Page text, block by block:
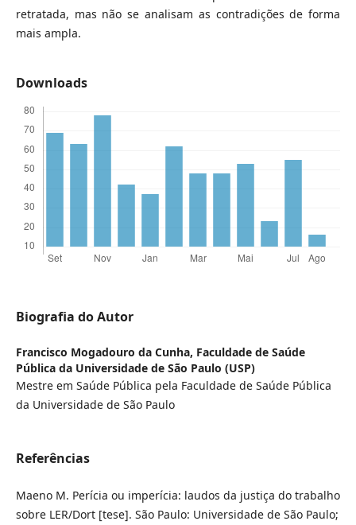
retratada, mas não se analisam as contradições de forma
mais ampla.
Downloads
Biografia do Autor
Francisco Mogadouro da Cunha, Faculdade de Saúde
Pública da Universidade de São Paulo (USP)
Mestre em Saúde Pública pela Faculdade de Saúde Pública
da Universidade de São Paulo
Referências
Maeno M. Perícia ou imperícia: laudos da justiça do trabalho
sobre LER/Dort [tese]. São Paulo: Universidade de São Paulo;